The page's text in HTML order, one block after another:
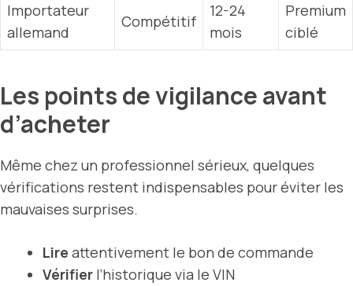
Importateur
allemand
Compétitif
12-24
mois
Premium
ciblé
Les points de vigilance avant
d’acheter
Même chez un professionnel sérieux, quelques
vérifications restent indispensables pour éviter les
mauvaises surprises.
Lire attentivement le bon de commande
Vérifier l’historique via le VIN